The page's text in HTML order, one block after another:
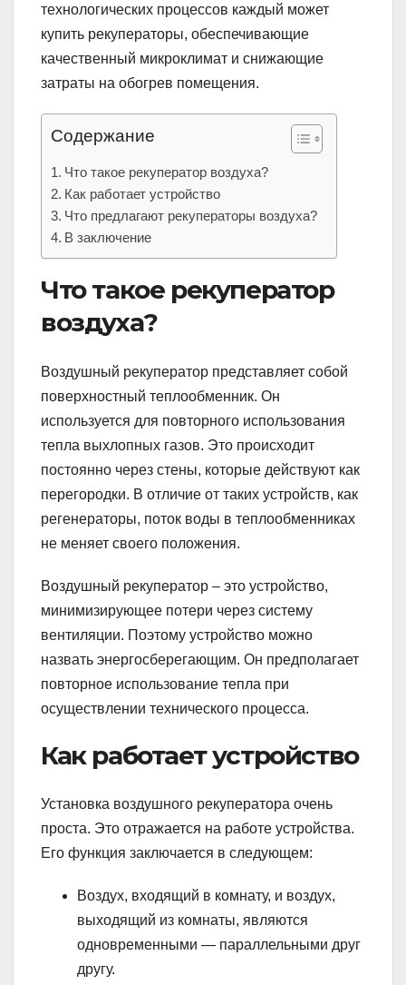
технологических процессов каждый может
купить рекуператоры, обеспечивающие
качественный микроклимат и снижающие
затраты на обогрев помещения.
Содержание
Что такое рекуператор воздуха?
Как работает устройство
Что предлагают рекуператоры воздуха?
В заключение
Что такое рекуператор
воздуха?
Воздушный рекуператор представляет собой
поверхностный теплообменник. Он
используется для повторного использования
тепла выхлопных газов. Это происходит
постоянно через стены, которые действуют как
перегородки. В отличие от таких устройств, как
регенераторы, поток воды в теплообменниках
не меняет своего положения.
Воздушный рекуператор – это устройство,
минимизирующее потери через систему
вентиляции. Поэтому устройство можно
назвать энергосберегающим. Он предполагает
повторное использование тепла при
осуществлении технического процесса.
Как работает устройство
Установка воздушного рекуператора очень
проста. Это отражается на работе устройства.
Его функция заключается в следующем:
Воздух, входящий в комнату, и воздух,
выходящий из комнаты, являются
одновременными — параллельными друг
другу.